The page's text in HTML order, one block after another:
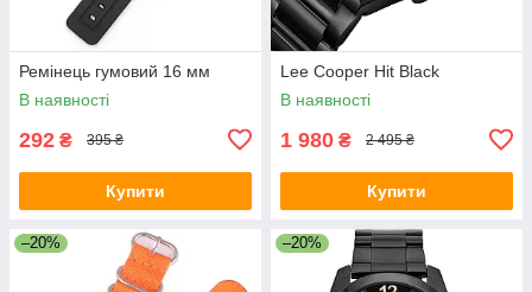
Ремінець гумовий 16 мм
В наявності
292 ₴ 395 ₴
Купити
Lee Cooper Hit Black
В наявності
1 980 ₴ 2 495 ₴
Купити
–20% –20%